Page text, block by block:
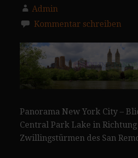
Admin
Kommentar schreiben
Panorama New York City –
Central Park Lake in
Zwillingstürmen des San